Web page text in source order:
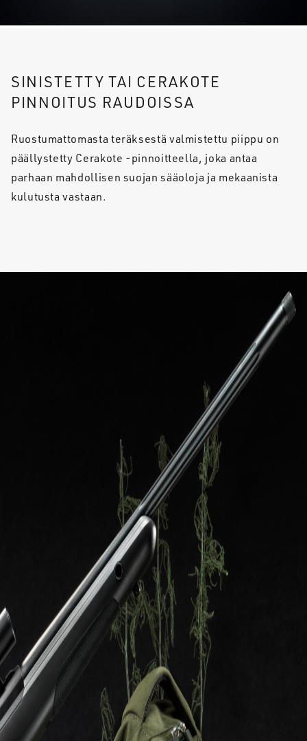
SINISTETTY TAI CERAKOTE
PINNOITUS RAUDOISSA
Ruostumattomasta teräksestä valmistettu piippu on
päällystetty Cerakote -pinnoitteella, joka antaa
parhaan mahdollisen suojan sääoloja ja mekaanista
kulutusta vastaan.